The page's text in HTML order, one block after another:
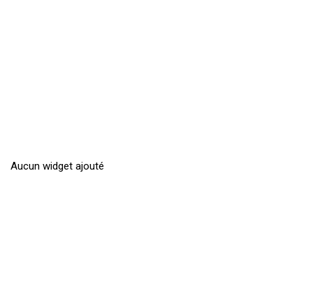
Aucun widget ajouté